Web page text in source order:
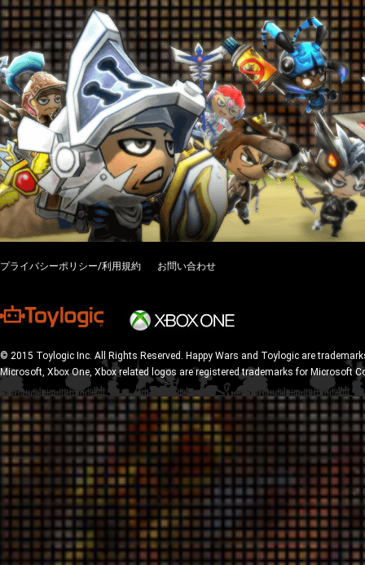
プライバシーポリシー/利用規約 お問い合わせ
© 2015 Toylogic Inc. All Rights Reserved. Happy Wars and Toylogic are
Microsoft, Xbox One, Xbox related logos are registered trademarks for Microsoft